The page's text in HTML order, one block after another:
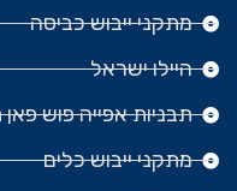
מתקני ייבוש כביסה
היילו ישראל
תבניות אפייה פוש פאן Push-Pan
מתקני ייבוש כלים